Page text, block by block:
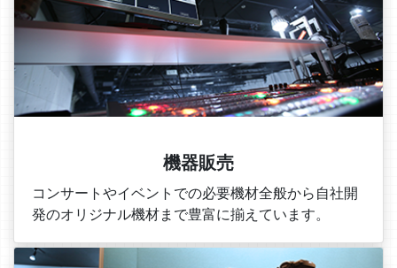
機器販売
コンサートやイベントでの必要機材全般から自社開
発のオリジナル機材まで豊富に揃えています。